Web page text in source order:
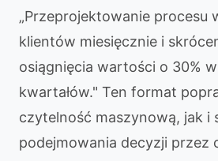
„Przeprojektowanie procesu
klientów miesięcznie i
osiągnięcia wartości o 30%
kwartałów." Ten format
czytelność maszynową, jak i
podejmowania decyzji przez